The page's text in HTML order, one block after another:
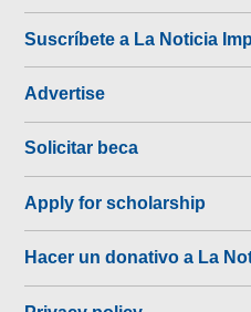
Suscríbete a La Noticia
Advertise
Solicitar beca
Apply for scholarship
Hacer un donativo a La